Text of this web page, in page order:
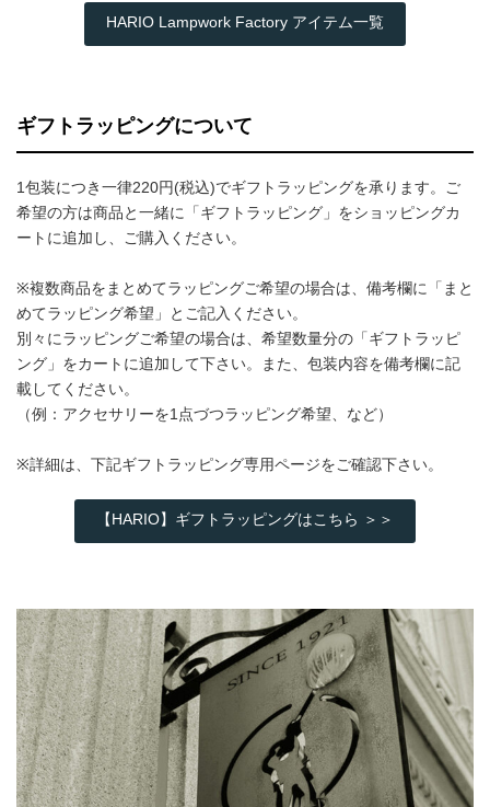
HARIO Lampwork Factory アイテム一覧
ギフトラッピングについて
1包装につき一律220円(税込)でギフトラッピングを承ります。ご
希望の方は商品と一緒に「ギフトラッピング」をショッピングカ
ートに追加し、ご購入ください。
※複数商品をまとめてラッピングご希望の場合は、備考欄に「まと
めてラッピング希望」とご記入ください。
別々にラッピングご希望の場合は、希望数量分の「ギフトラッピ
ング」をカートに追加して下さい。また、包装内容を備考欄に記
載してください。
（例：アクセサリーを1点づつラッピング希望、など）
※詳細は、下記ギフトラッピング専用ページをご確認下さい。
【HARIO】ギフトラッピングはこちら ＞＞